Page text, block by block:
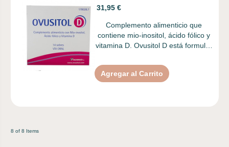
31,95 €
Complemento alimenticio que
contiene mio-inositol, ácido fólico y
vitamina D. Ovusitol D está formul…
Agregar al Carrito
8 of 8 Items